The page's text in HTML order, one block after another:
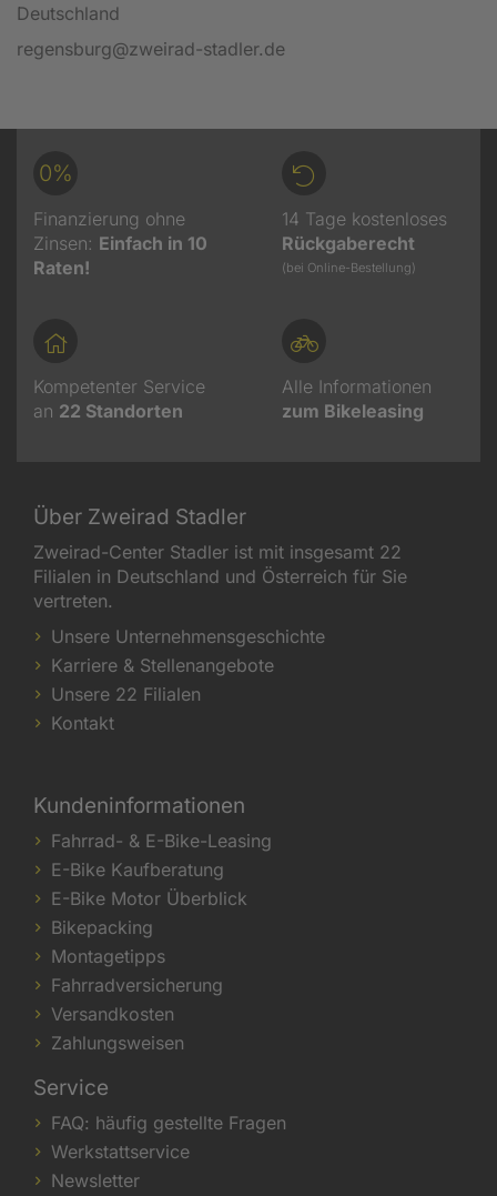
Deutschland
regensburg@zweirad-stadler.de
0%
Finanzierung ohne
Zinsen: Einfach in 10
Raten!
14 Tage kostenloses
Rückgaberecht
(bei Online-Bestellung)
Kompetenter Service
an 22 Standorten
Alle Informationen
zum Bikeleasing
Über Zweirad Stadler
Zweirad-Center Stadler ist mit insgesamt 22
Filialen in Deutschland und Österreich für Sie
vertreten.
Unsere Unternehmensgeschichte
Karriere & Stellenangebote
Unsere 22 Filialen
Kontakt
Kundeninformationen
Fahrrad- & E-Bike-Leasing
E-Bike Kaufberatung
E-Bike Motor Überblick
Bikepacking
Montagetipps
Fahrradversicherung
Versandkosten
Zahlungsweisen
Service
FAQ: häufig gestellte Fragen
Werkstattservice
Newsletter